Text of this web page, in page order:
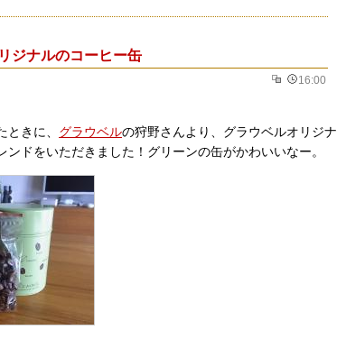
ジナルのコーヒー缶
16:00
ときに、 グラウベルの狩野さんより、グラウベルオリジナ
ンドをいただきました！グリーンの缶がかわいいなー。